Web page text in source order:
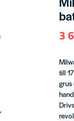
3
till
grus